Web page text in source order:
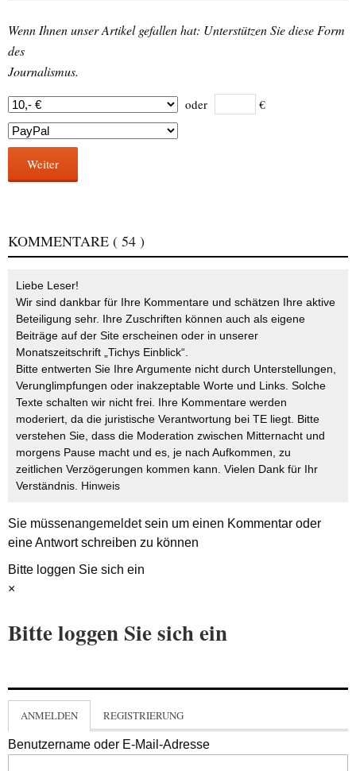
Wenn Ihnen unser Artikel gefallen hat: Unterstützen Sie diese Form
des
Journalismus.
oder €
Weiter
KOMMENTARE ( 54 )
Liebe Leser!
Wir sind dankbar für Ihre Kommentare und schätzen Ihre aktive
Beteiligung sehr. Ihre Zuschriften können auch als eigene
Beiträge auf der Site erscheinen oder in unserer
Monatszeitschrift „Tichys Einblick“.
Bitte entwerten Sie Ihre Argumente nicht durch Unterstellungen,
Verunglimpfungen oder inakzeptable Worte und Links. Solche
Texte schalten wir nicht frei. Ihre Kommentare werden
moderiert, da die juristische Verantwortung bei TE liegt. Bitte
verstehen Sie, dass die Moderation zwischen Mitternacht und
morgens Pause macht und es, je nach Aufkommen, zu
zeitlichen Verzögerungen kommen kann. Vielen Dank für Ihr
Verständnis. Hinweis
Sie müssenangemeldetsein um einen Kommentar oder
eine Antwort schreiben zu können
Bitte loggen Sie sich ein
×
Bitte loggen Sie sich ein
ANMELDEN REGISTRIERUNG
Benutzername oder E-Mail-Adresse